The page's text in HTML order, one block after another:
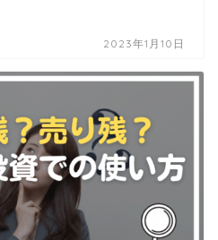
2023年1月10日